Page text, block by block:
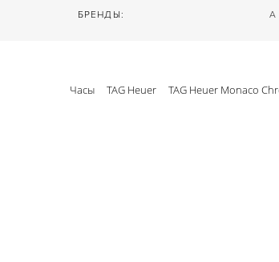
БРЕНДЫ: A
Часы TAG Heuer TAG Heuer Monaco